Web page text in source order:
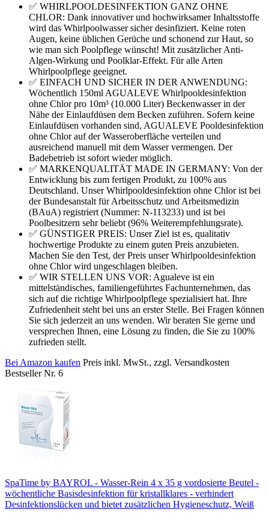
✅ WHIRLPOOLDESINFEKTION GANZ OHNE
CHLOR: Dank innovativer und hochwirksamer Inhaltsstoffe
wird das Whirlpoolwasser sicher desinfiziert. Keine roten
Augen, keine üblichen Gerüche und schonend zur Haut, so
wie man sich Poolpflege wünscht! Mit zusätzlicher Anti-
Algen-Wirkung und Poolklar-Effekt. Für alle Arten
Whirlpoolpflege geeignet.
✅ EINFACH UND SICHER IN DER ANWENDUNG:
Wöchentlich 150ml AGUALEVE Whirlpooldesinfektion
ohne Chlor pro 10m³ (10.000 Liter) Beckenwasser in der
Nähe der Einlaufdüsen dem Becken zuführen. Sofern keine
Einlaufdüsen vorhanden sind, AGUALEVE Pooldesinfektion
ohne Chlor auf der Wasseroberfläche verteilen und
ausreichend manuell mit dem Wasser vermengen. Der
Badebetrieb ist sofort wieder möglich.
✅ MARKENQUALITÄT MADE IN GERMANY: Von der
Entwicklung bis zum fertigen Produkt, zu 100% aus
Deutschland. Unser Whirlpooldesinfektion ohne Chlor ist bei
der Bundesanstalt für Arbeitsschutz und Arbeitsmedizin
(BAuA) registriert (Nummer: N-113233) und ist bei
Poolbesitzern sehr beliebt (96% Weiterempfehlungsrate).
✅ GÜNSTIGER PREIS: Unser Ziel ist es, qualitativ
hochwertige Produkte zu einem guten Preis anzubieten.
Machen Sie den Test, der Preis unser Whirlpooldesinfektion
ohne Chlor wird ungeschlagen bleiben.
✅ WIR STELLEN UNS VOR: Agualeve ist ein
mittelständisches, familiengeführtes Fachunternehmen, das
sich auf die richtige Whirlpoolpflege spezialisiert hat. Ihre
Zufriedenheit steht bei uns an erster Stelle. Bei Fragen können
Sie sich jederzeit an uns wenden. Wir beraten Sie gerne und
versprechen Ihnen, eine Lösung zu finden, die Sie zu 100%
zufrieden stellt.
Bei Amazon kaufen Preis inkl. MwSt., zzgl. Versandkosten
Bestseller Nr. 6
SpaTime by BAYROL - Wasser-Rein 4 x 35 g vordosierte Beutel -
wöchentliche Basisdesinfektion für kristallklares - verhindert
Desinfektionslücken und bietet zusätzlichen Hygieneschutz, Weiß